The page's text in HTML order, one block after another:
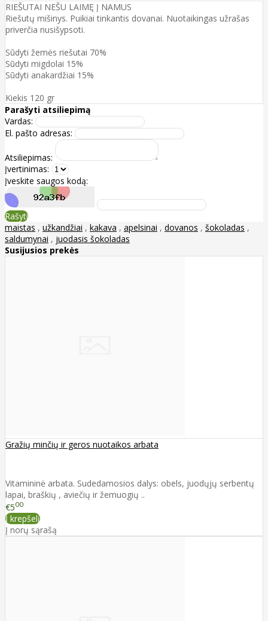
RIEŠUTAI NEŠU LAIMĘ Į NAMUS
Riešutų mišinys. Puikiai tinkantis dovanai. Nuotaikingas užrašas
priverčia nusišypsoti.
Sūdyti žemės riešutai 70%
Sūdyti migdolai 15%
Sūdyti anakardžiai 15%
Kiekis 120 gr
Parašyti atsiliepimą
Vardas:
El. pašto adresas:
Atsiliepimas:
Įvertinimas:
Įveskite saugos kodą:
Rašyti
maistas , užkandžiai , kakava , apelsinai , dovanos , šokoladas ,
saldumynai , juodasis šokoladas
Susijusios prekės
Gražių minčių ir geros nuotaikos arbata
Vitamininė arbata. Sudedamosios dalys: obels, juodųjų serbentų
lapai, braškių , aviečių ir žemuogių ..
€500
Į krepšelį
Į norų sąrašą